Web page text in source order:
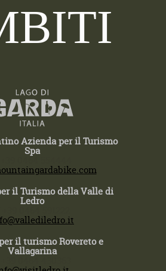
Azienda per il Turismo
Spa
il Turismo della Valle di
Ledro
il turismo Rovereto e
Vallagarina